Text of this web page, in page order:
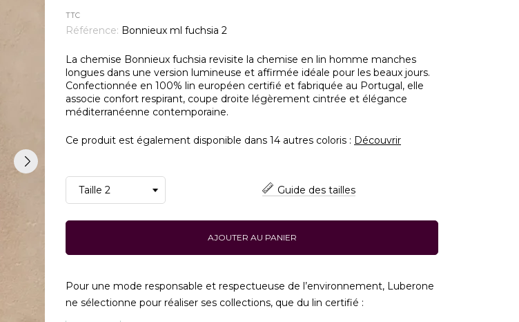
TTC
Référence: Bonnieux ml fuchsia 2
La chemise Bonnieux fuchsia revisite la chemise en lin homme manches
longues dans une version lumineuse et affirmée idéale pour les beaux jours.
Confectionnée en 100% lin européen certifié et fabriquée au Portugal, elle
associe confort respirant, coupe droite légèrement cintrée et élégance
méditerranéenne contemporaine.
Ce produit est également disponible dans 14 autres coloris : Découvrir
Guide des tailles
AJOUTER AU PANIER
Pour une mode responsable et respectueuse de l’environnement, Luberone
ne sélectionne pour réaliser ses collections, que du lin certifié :